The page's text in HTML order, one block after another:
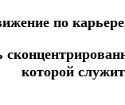
по
которой служит